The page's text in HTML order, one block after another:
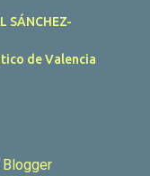
SÁNCHEZ-
de Valencia